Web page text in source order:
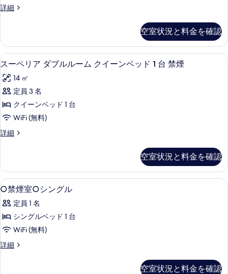
真
示
す
る
ー
禁
煙
の
す
べ
て
の
写
表
示
す
る
詳細
セ
ル
ル
ー
禁
煙
詳
細
空室状況と料金を確認
ス
ー
ペ
リ
ア
ブ
ル
ー
ム
ク
イ
ー
ン
スーペリア ダブルルーム クイーン
24
スーペリア ダブルルーム クイーンベッド 1 台 禁煙
14 ㎡
定員 3 名
クイーンベッド 1 台
WiFi (無料)
詳細
ス
ア
ダ
ブ
ル
ー
ク
イ
ー
空室状況と料金を確認
○
禁
煙
室
○
シ
羽毛の掛け布団、デスク、遮光カー
1
○禁煙室○シングル
定員 1 名
シングルベッド 1 台
WiFi (無料)
詳細
○
空室状況と料金を確認